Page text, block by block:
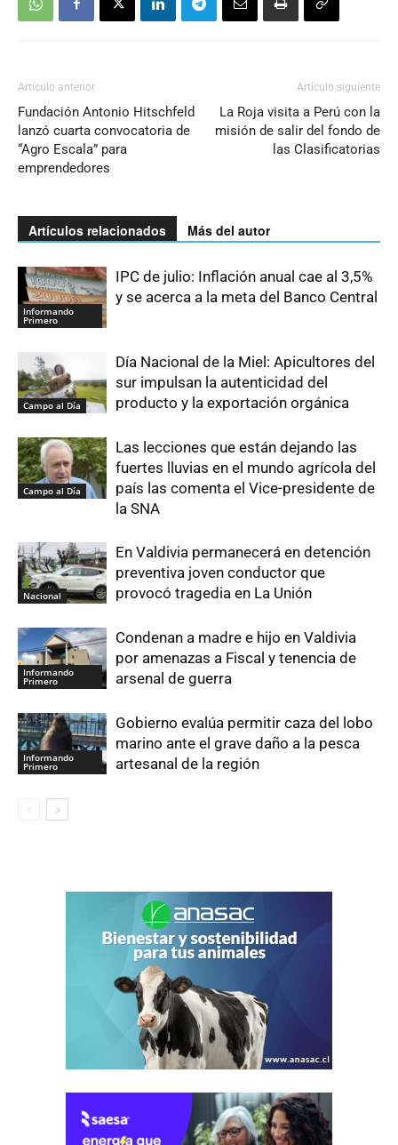
Artículo anterior
Fundación Antonio Hitschfeld
lanzó cuarta convocatoria de
“Agro Escala” para
emprendedores
Artículo siguiente
La Roja visita a Perú con la
misión de salir del fondo de
las Clasificatorias
Artículos relacionados Más del autor
Informando
Primero
IPC de julio: Inflación anual cae al 3,5%
y se acerca a la meta del Banco Central
Campo al Día
Día Nacional de la Miel: Apicultores del
sur impulsan la autenticidad del
producto y la exportación orgánica
Campo al Día
Las lecciones que están dejando las
fuertes lluvias en el mundo agrícola del
país las comenta el Vice-presidente de
la SNA
Nacional
En Valdivia permanecerá en detención
preventiva joven conductor que
provocó tragedia en La Unión
Informando
Primero
Condenan a madre e hijo en Valdivia
por amenazas a Fiscal y tenencia de
arsenal de guerra
Informando
Primero
Gobierno evalúa permitir caza del lobo
marino ante el grave daño a la pesca
artesanal de la región